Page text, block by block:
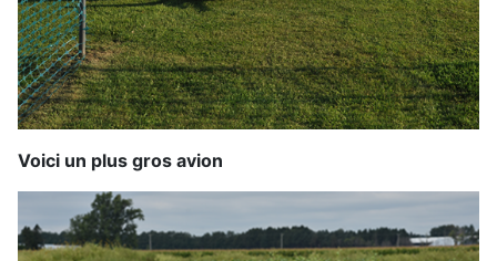
Voici un plus gros avion